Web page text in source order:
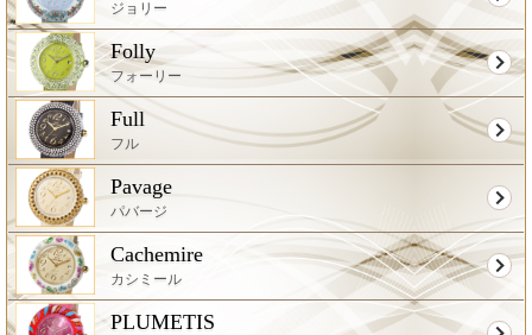
ジョリー
Folly
フォーリー
Full
フル
Pavage
パバージ
Cachemire
カシミール
PLUMETIS